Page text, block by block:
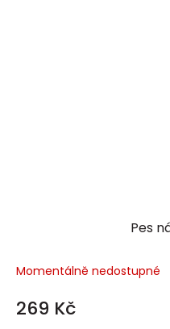
Pes
Momentálně nedostupné
269 Kč